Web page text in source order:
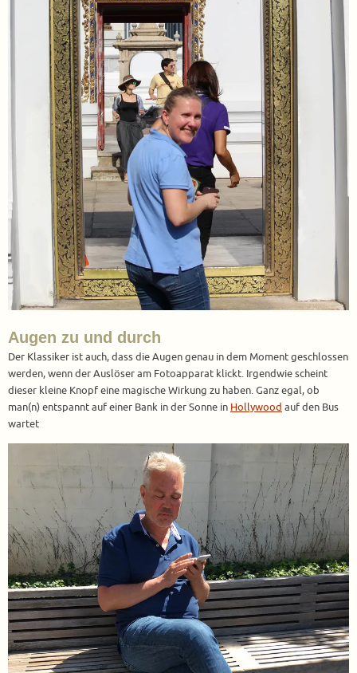
Augen zu und durch
Der Klassiker ist auch, dass die Augen genau in dem Moment geschlossen
werden, wenn der Auslöser am Fotoapparat klickt. Irgendwie scheint
dieser kleine Knopf eine magische Wirkung zu haben. Ganz egal, ob
man(n) entspannt auf einer Bank in der Sonne in Hollywood auf den Bus
wartet